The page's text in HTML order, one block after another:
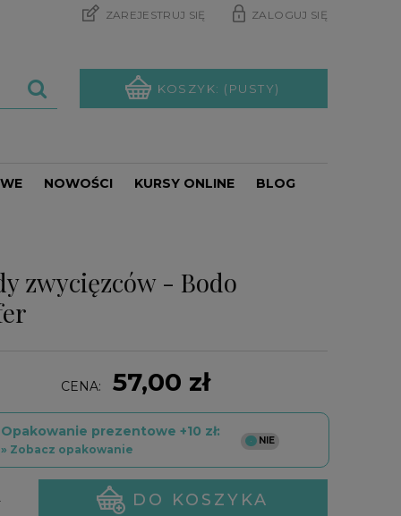
ZAREJESTRUJ SIĘ ZALOGUJ SIĘ
KOSZYK: (PUSTY)
NOWOŚCI KURSY ONLINE BLOG
zwycięzców - Bodo
CENA: 57,00 zł
Opakowanie prezentowe +10 zł:
» Zobacz opakowanie
DO KOSZYKA